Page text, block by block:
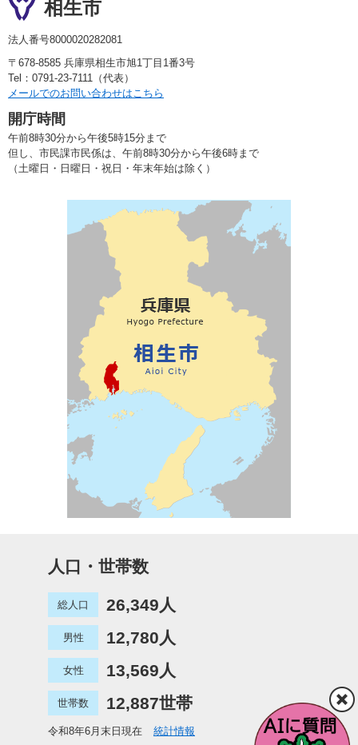
相生市
法人番号8000020282081
〒678-8585 兵庫県相生市旭1丁目1番3号
Tel：0791-23-7111（代表）
メールでのお問い合わせはこちら
開庁時間
午前8時30分から午後5時15分まで
但し、市民課市民係は、午前8時30分から午後6時まで
（土曜日・日曜日・祝日・年末年始は除く）
人口・世帯数
総人口 26,349人
男性 12,780人
女性 13,569人
世帯数 12,887世帯
令和8年6月末日現在 統計情報